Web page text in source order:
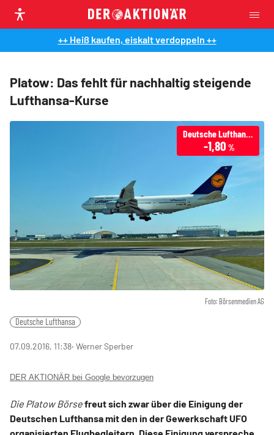
++ Heiß kaufen, eiskalt verdoppeln ++
Platow: Das fehlt für nachhaltig steigende
Lufthansa-Kurse
Foto: Börsenmedien AG
Deutsche Lufthansa
-1,80 %
Deutsche Lufthansa
07.09.2016, 11:38‧ Werner Sperber
DER AKTIONÄR bei Google bevorzugen
Die Platow Börsefreut sich zwar über die Einigung der
Deutschen Lufthansa mit den in der Gewerkschaft UFO
organisierten Flugbegleitern. Diese Einigung verspreche